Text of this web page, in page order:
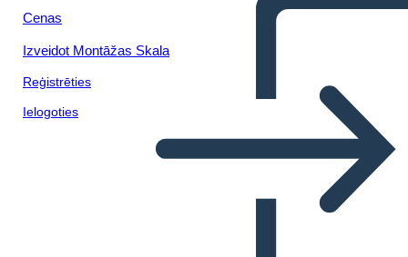
Cenas
Izveidot Montāžas Skala
Reģistrēties
Ielogoties